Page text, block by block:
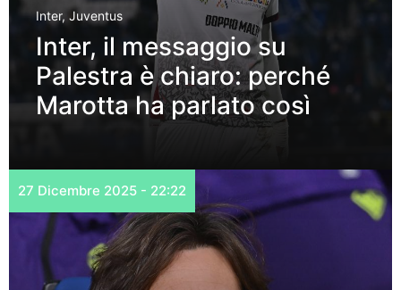
Inter, Juventus
Inter, il messaggio su
Palestra è chiaro: perché
Marotta ha parlato così
27 Dicembre 2025 - 22:22